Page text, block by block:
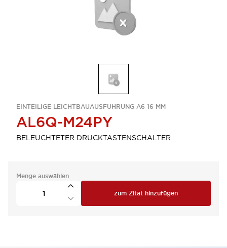
EINTEILIGE LEICHTBAUAUSFÜHRUNG A6 16 MM
AL6Q-M24PY
BELEUCHTETER DRUCKTASTENSCHALTER
Menge auswählen
zum Zitat hinzufügen